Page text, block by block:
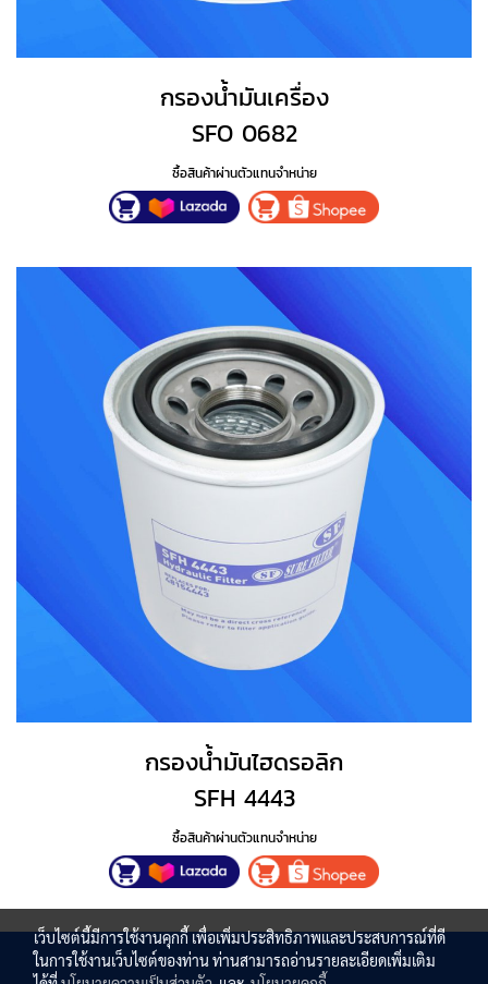
กรองน้ำมันเครื่อง
SFO 0682
ซื้อสินค้าผ่านตัวแทนจำหน่าย
กรองน้ำมันไฮดรอลิก
SFH 4443
ซื้อสินค้าผ่านตัวแทนจำหน่าย
เว็บไซต์นี้มีการใช้งานคุกกี้ เพื่อเพิ่มประสิทธิภาพและประสบการณ์ที่ดี
ในการใช้งานเว็บไซต์ของท่าน ท่านสามารถอ่านรายละเอียดเพิ่มเติม